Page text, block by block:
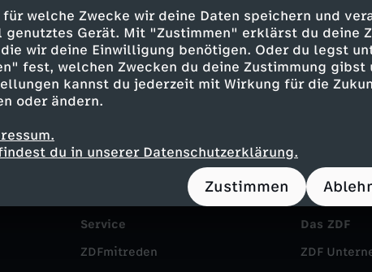
welche Zwecke wir deine Daten speichern und
Gerät. Mit "Zustimmen" erklärst du deine
wir deine Einwilligung benötigen. Oder du legst
fest, welchen Zwecken du deine Zustimmung gibst
kannst du jederzeit mit Wirkung für die
oder ändern.
du in unserer Datenschutzerklärung.
Zustimmen
Dokumentation
erschütternd
– Suche nach Gerechtigkeit
Service
ZDFmitreden
Das ZDF
ZDF